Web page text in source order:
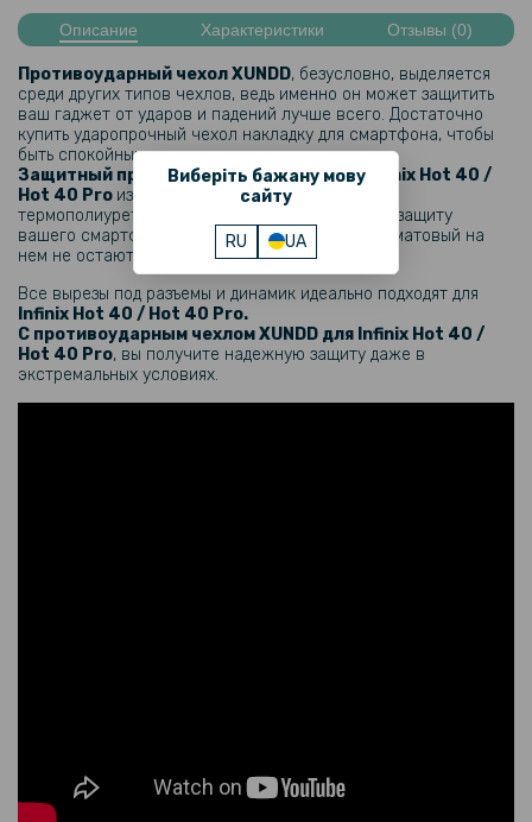
Виберіть бажану мову
сайту
RU UA
199 грн
Противоударная гидрогелевая пленка Hydrogel Film для Infinix Hot
40 на заднюю панель, Transparent
239 грн
Гидрогелевая пленка iNobi Matte для Infinix Hot 40 на заднюю
панель, Матовая
135 грн
159 грн
Защитное стекло 0.3mm Tempered Glass для Infinix Hot 40 / Hot 40
Pro, Transparent
Описание Характеристики Отзывы (0)
Противоударный чехол XUNDD, безусловно, выделяется
среди других типов чехлов, ведь именно он может защитить
ваш гаджет от ударов и падений лучше всего. Достаточно
купить ударопрочный чехол накладку для смартфона, чтобы
быть спокойными в критических ситуациях.
Защитный противоударный чехол дляInfinix Hot 40 /
Hot 40 Pro​ изготовлен из поликарбоната и
термополиуретана, что гарантирует надежную защиту
вашего смартфона. Благодаря тому, что чехол матовый на
нем не остаются отпечатки.
Все вырезы под разъемы и динамик идеально подходят для
Infinix Hot 40 / Hot 40 Pro.
С противоударным чехлом XUNDD для Infinix Hot 40 /
Hot 40 Pro, вы получите надежную защиту даже в
экстремальных условиях.